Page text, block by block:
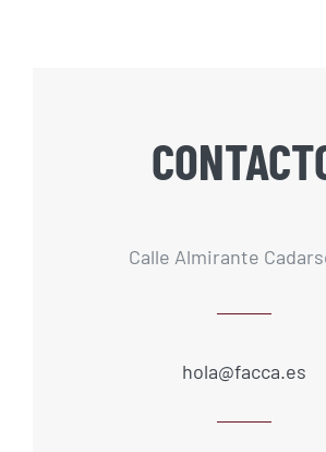
Calle Almirante
hola@facca.es